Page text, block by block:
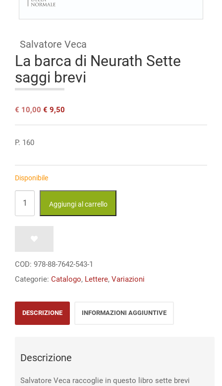
Salvatore Veca
La barca di Neurath Sette
saggi brevi
Il
originale
era:
€ 10,00.
€ 10,00 Il
attuale
€ 9,50
P. 160
Disponibile
di
Neurath
quantità
Aggiungi al carrello
COD: 978-88-7642-543-1
Categorie: Catalogo, Lettere, Variazioni
DESCRIZIONE INFORMAZIONI AGGIUNTIVE
Descrizione
Salvatore Veca raccoglie in questo libro sette brevi